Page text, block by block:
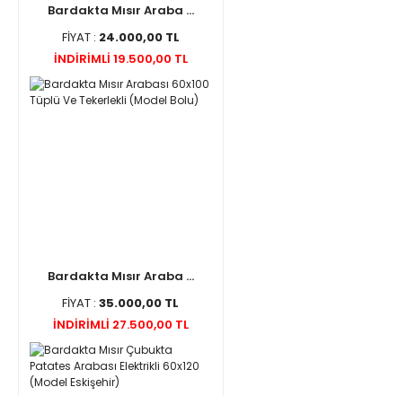
Bardakta Mısır Araba ...
FİYAT : 24.000,00 TL
İNDİRİMLİ 19.500,00 TL
Bardakta Mısır Araba ...
FİYAT :35.000,00 TL
İNDİRİMLİ 27.500,00 TL